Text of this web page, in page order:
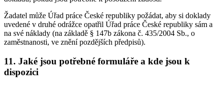
Žadatel může Úřad práce České republiky požádat, aby si doklady
uvedené v druhé odrážce opatřil Úřad práce České republiky sám a
na své náklady (na základě § 147b zákona č. 435/2004 Sb., o
zaměstnanosti, ve znění pozdějších předpisů).
11. Jaké jsou potřebné formuláře a kde jsou k
dispozici